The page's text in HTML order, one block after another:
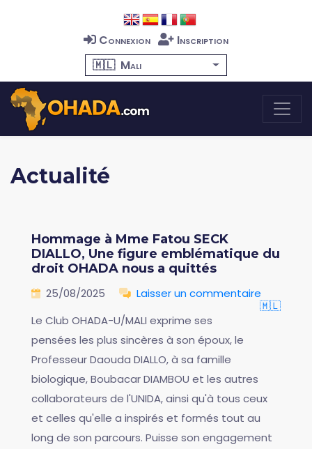
Connexion
Inscription
🇲🇱 Mali
Actualité
Hommage à Mme Fatou SECK
DIALLO, Une figure emblématique du
droit OHADA nous a quittés
25/08/2025
Laisser un commentaire
🇲🇱
Le Club OHADA-U/MALI exprime ses
pensées les plus sincères à son époux, le
Professeur Daouda DIALLO, à sa famille
biologique, Boubacar DIAMBOU et les autres
collaborateurs de l'UNIDA, ainsi qu'à tous ceux
et celles qu'elle a inspirés et formés tout au
long de son parcours. Puisse son engagement